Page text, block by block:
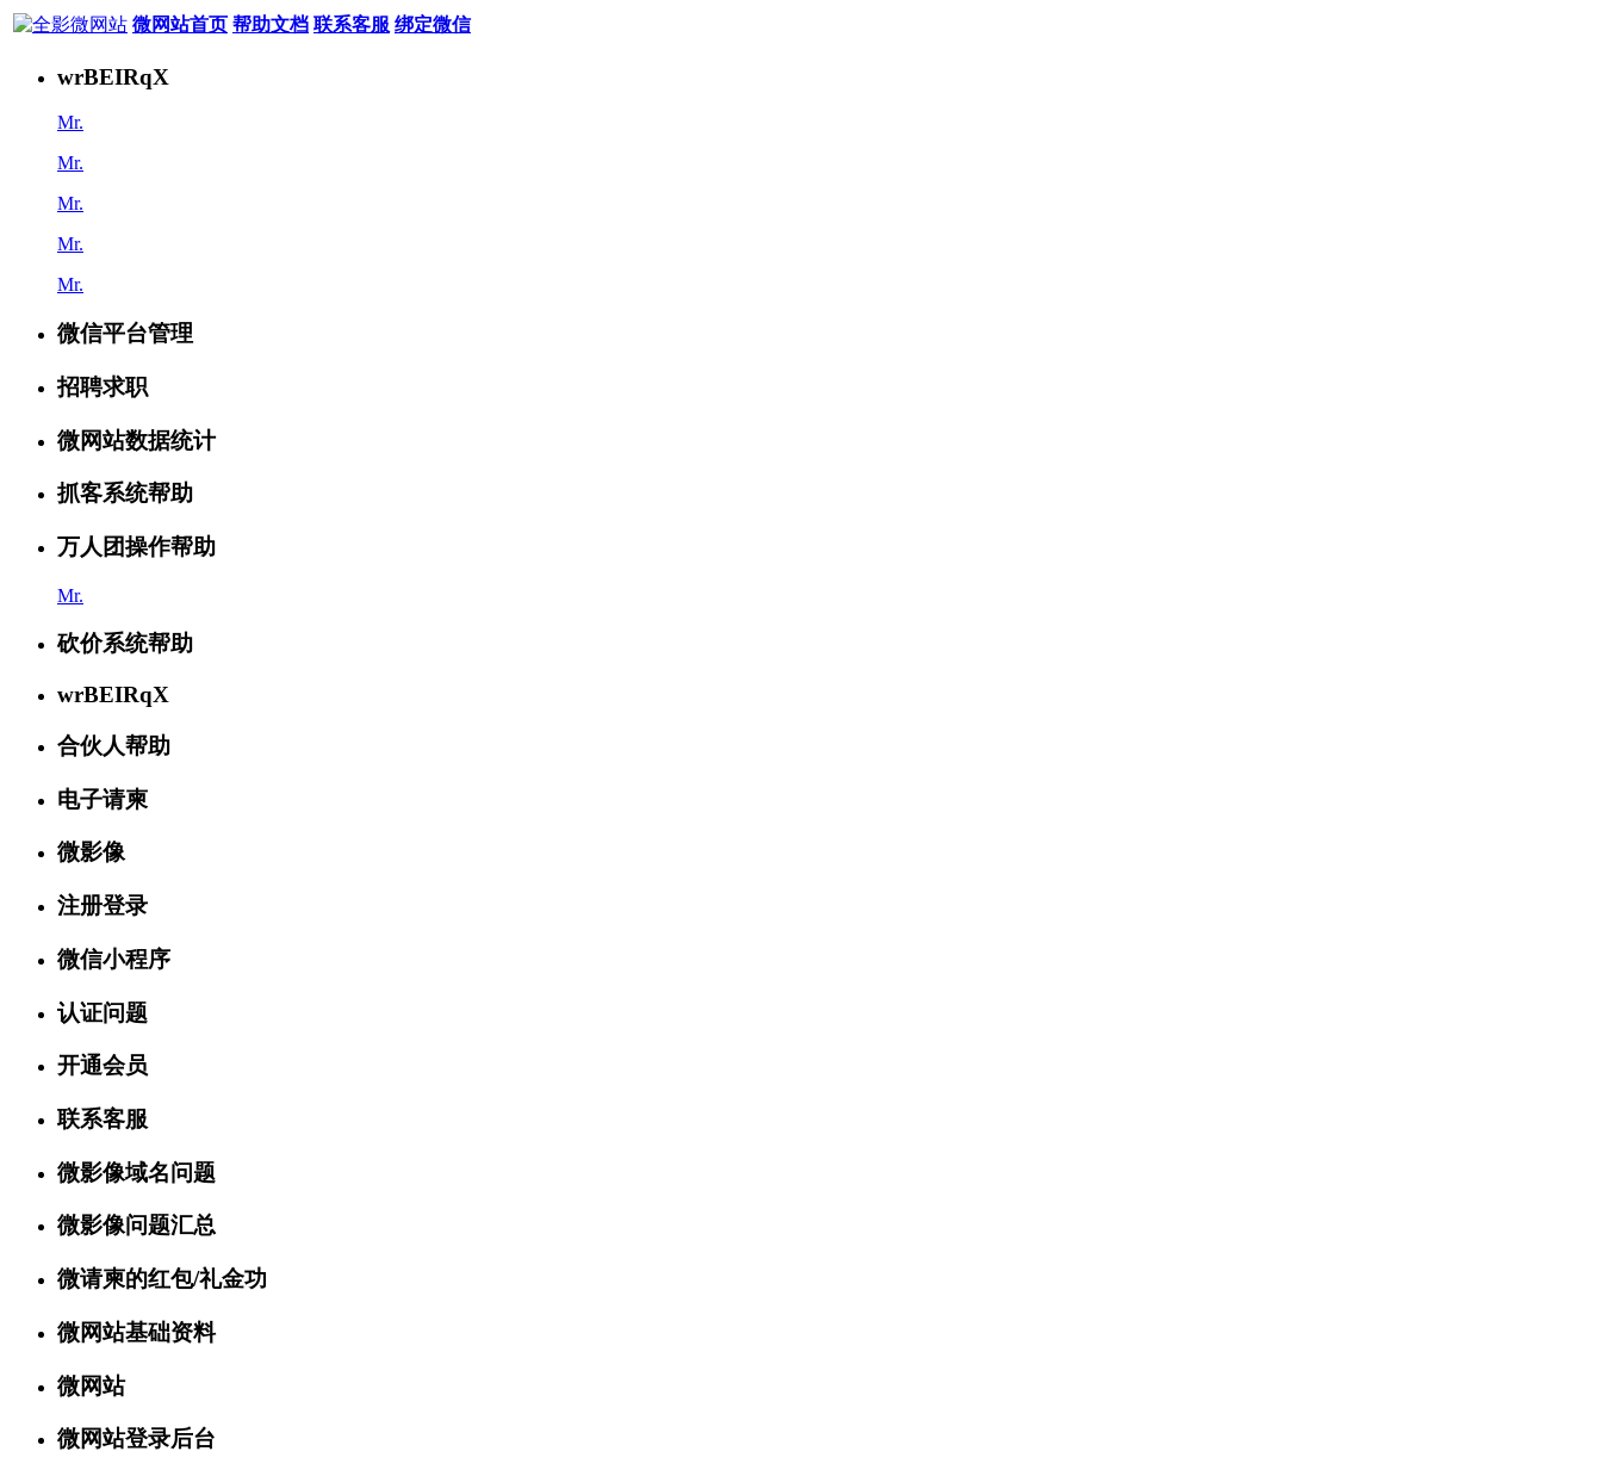
微网站首页 帮助文档 联系客服 绑定微信
wrBEIRqX
Mr.
Mr.
Mr.
Mr.
Mr.
微信平台管理
招聘求职
微网站数据统计
抓客系统帮助
万人团操作帮助
Mr.
砍价系统帮助
wrBEIRqX
合伙人帮助
电子请柬
微影像
注册登录
微信小程序
认证问题
开通会员
联系客服
微影像域名问题
微影像问题汇总
微请柬的红包/礼金功
微网站基础资料
微网站
微网站登录后台